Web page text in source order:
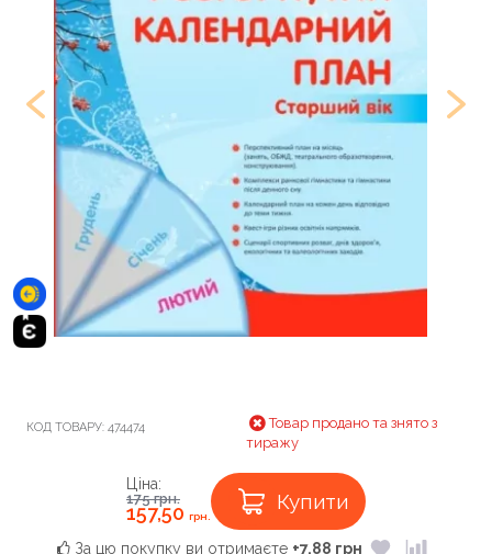
КОД ТОВАРУ: 474474
Товар продано та знято з
тиражу
Ціна:
175грн.
157,50 грн.
Купити
За цю покупку ви отримаєте +7.88 грн